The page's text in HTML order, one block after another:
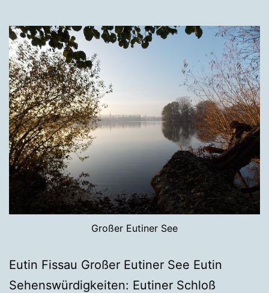
Großer Eutiner See
Eutin Fissau Großer Eutiner See Eutin
Sehenswürdigkeiten: Eutiner Schloß